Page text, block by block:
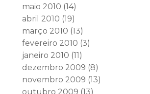
maio 2010 (14)
abril 2010 (19)
março 2010 (13)
fevereiro 2010 (3)
janeiro 2010 (11)
dezembro 2009 (8)
novembro 2009 (13)
outubro 2009 (13)